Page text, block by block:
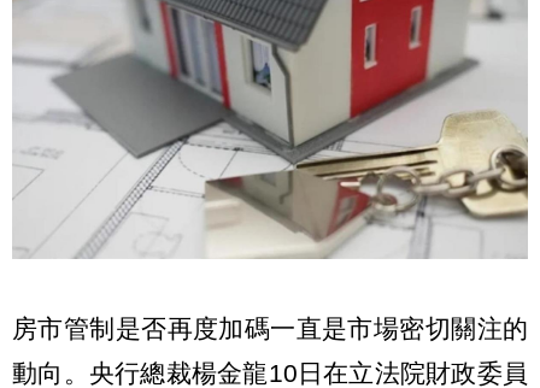
房市管制是否再度加碼一直是市場密切關注的
動向。央行總裁楊金龍10日在立法院財政委員